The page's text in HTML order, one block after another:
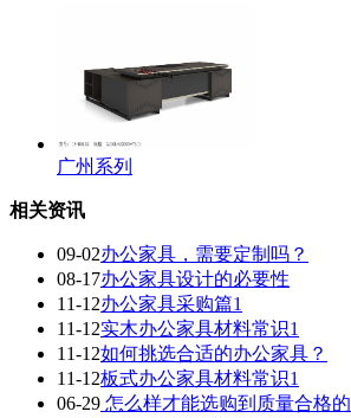
广州系列
相关资讯
09-02办公家具，需要定制吗？
08-17办公家具设计的必要性
11-12办公家具采购篇1
11-12实木办公家具材料常识1
11-12如何挑选合适的办公家具？
11-12板式办公家具材料常识1
06-29 怎么样才能选购到质量合格的